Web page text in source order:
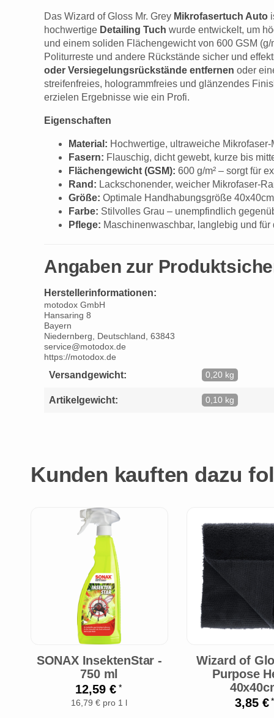
Das Wizard of Gloss Mr. Grey Mikrofasertuch Auto
hochwertige Detailing Tuch wurde entwickelt, um
und einem soliden Flächengewicht von 600 GSM (g/
Politurreste und andere Rückstände sicher und
oder Versiegelungsrückstände entfernen oder
streifenfreies, hologrammfreies und glänzendes
erzielen Ergebnisse wie ein Profi.
Eigenschaften
Material: Hochwertige, ultraweiche Mikrofaser-
Fasern: Flauschig, dicht gewebt, kurze bis
Flächengewicht (GSM): 600 g/m² – sorgt für
Rand: Lackschonender, weicher Mikrofaser-
Größe: Optimale Handhabungsgröße 40x40cm
Farbe: Stilvolles Grau – unempfindlich
Pflege: Maschinenwaschbar, langlebig und
Angaben zur
Herstellerinformationen:
motodox GmbH
Hansaring 8
Bayern
Niedernberg, Deutschland, 63843
service@motodox.de
https://motodox.de
Versandgewicht: 0,20 kg
Artikelgewicht: 0,10 kg
Kunden kauften dazu
SONAX InsektenStar -
750 ml
12,59 €*
16,79 € pro 1 l
Wizard of
Purpose
3,85 €*